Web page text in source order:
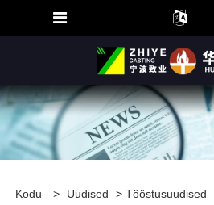
Kodu > Uudised > Tööstusuudised